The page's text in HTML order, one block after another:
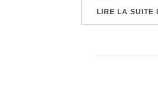
LIRE LA SUITE